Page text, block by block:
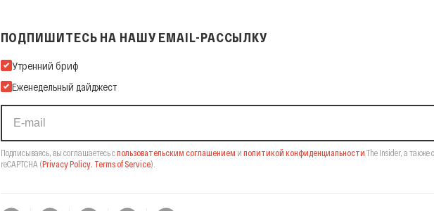
ПОДПИШИТЕСЬ НА НАШУ EMAIL-РАССЫЛКУ
Подпишитесь на нашу Email-рассылку
Утренний бриф
Еженедельный дайджест
Подписываясь, вы соглашаетесь спользовательским соглашением и политикой конфиденциальности The Insider, а также
reCAPTCHA (Privacy Policy, Terms of Service).